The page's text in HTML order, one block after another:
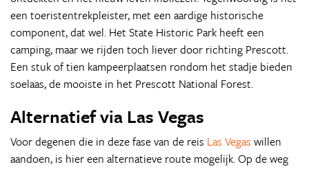
een toeristentrekpleister, met een aardige historische
component, dat wel. Het State Historic Park heeft een
camping, maar we rijden toch liever door richting Prescott.
Een stuk of tien kampeerplaatsen rondom het stadje bieden
soelaas, de mooiste in het Prescott National Forest.
Alternatief via Las Vegas
Voor degenen die in deze fase van de reis Las Vegas willen
aandoen, is hier een alternatieve route mogelijk. Op de weg